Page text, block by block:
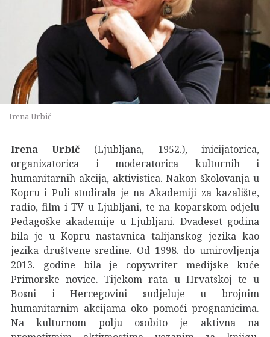
Irena Urbič
Irena Urbič (Ljubljana, 1952.), inicijatorica,
organizatorica i moderatorica kulturnih i
humanitarnih akcija, aktivistica. Nakon školovanja u
Kopru i Puli studirala je na Akademiji za kazalište,
radio, film i TV u Ljubljani, te na koparskom odjelu
Pedagoške akademije u Ljubljani. Dvadeset godina
bila je u Kopru nastavnica talijanskog jezika kao
jezika društvene sredine. Od 1998. do umirovljenja
2013. godine bila je copywriter medijske kuće
Primorske novice. Tijekom rata u Hrvatskoj te u
Bosni i Hercegovini sudjeluje u brojnim
humanitarnim akcijama oko pomoći prognanicima.
Na kulturnom polju osobito je aktivna na